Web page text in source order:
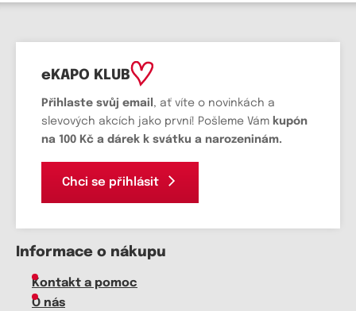
eKAPO KLUB
Přihlaste svůj email , ať víte o novinkách a
slevových akcích jako první! Pošleme Vám kupón
na 100 Kč a dárek k svátku a narozeninám.
Chci se přihlásit
Informace o nákupu
Kontakt a pomoc
O nás